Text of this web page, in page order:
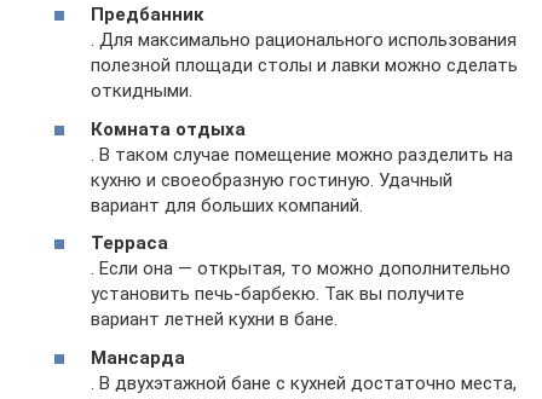
Предбанник
. Для максимально рационального использования
полезной площади столы и лавки можно сделать
откидными.
Комната отдыха
. В таком случае помещение можно разделить на
кухню и своеобразную гостиную. Удачный
вариант для больших компаний.
Терраса
. Если она — открытая, то можно дополнительно
установить печь-барбекю. Так вы получите
вариант летней кухни в бане.
Мансарда
. В двухэтажной бане с кухней достаточно места,